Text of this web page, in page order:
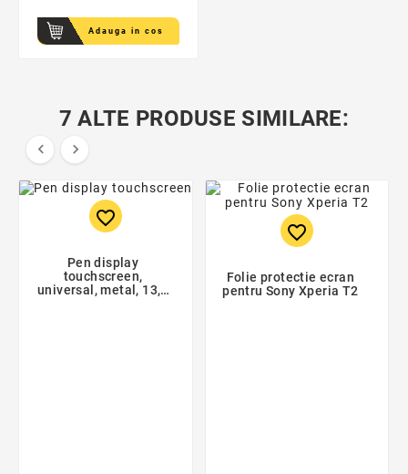
Adauga in cos
7 ALTE PRODUSE SIMILARE:
 
favorite_border
Pen display
touchscreen,
universal, metal, 13,5
favorite_border
Folie protectie ecran
pentru Sony Xperia T2